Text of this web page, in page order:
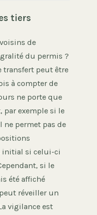
tiers
de
du permis ?
transfert peut être
à compter de
ne porte que
par exemple si le
ne permet pas de
initial si celui-ci
si le
été affiché
réveiller un
vigilance est